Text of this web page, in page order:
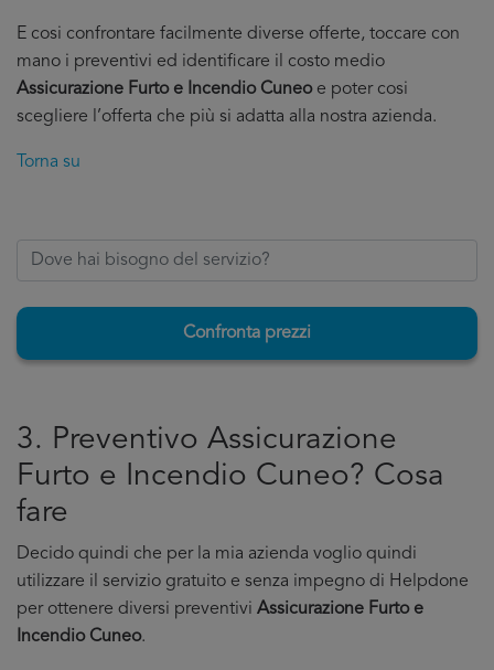
E cosi confrontare facilmente diverse offerte, toccare con
mano i preventivi ed identificare il costo medio
Assicurazione Furto e Incendio Cuneoe poter cosi
scegliere l’offerta che più si adatta alla nostra azienda.
Torna su
Confronta prezzi
3. Preventivo Assicurazione
Furto e Incendio Cuneo? Cosa
fare
Decido quindi che per la mia azienda voglio quindi
utilizzare il servizio gratuito e senza impegno di Helpdone
per ottenere diversi preventivi Assicurazione Furto e
Incendio Cuneo.